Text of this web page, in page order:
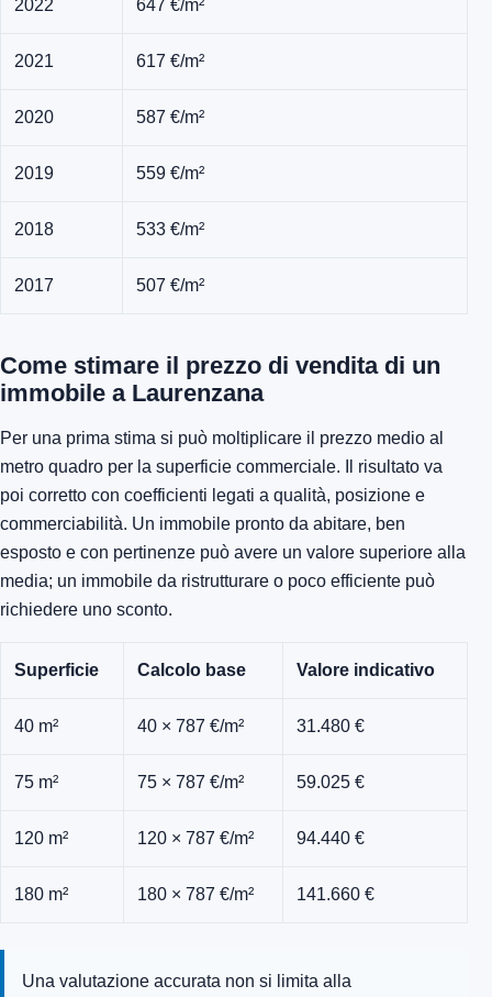
2022 647 €/m²
2021 617 €/m²
2020 587 €/m²
2019 559 €/m²
2018 533 €/m²
2017 507 €/m²
Come stimare il prezzo di vendita di un
immobile a Laurenzana
Per una prima stima si può moltiplicare il prezzo medio al
metro quadro per la superficie commerciale. Il risultato va
poi corretto con coefficienti legati a qualità, posizione e
commerciabilità. Un immobile pronto da abitare, ben
esposto e con pertinenze può avere un valore superiore alla
media; un immobile da ristrutturare o poco efficiente può
richiedere uno sconto.
Superficie Calcolo base Valore indicativo
40 m² 40 × 787 €/m² 31.480 €
75 m² 75 × 787 €/m² 59.025 €
120 m² 120 × 787 €/m² 94.440 €
180 m² 180 × 787 €/m² 141.660 €
Una valutazione accurata non si limita alla